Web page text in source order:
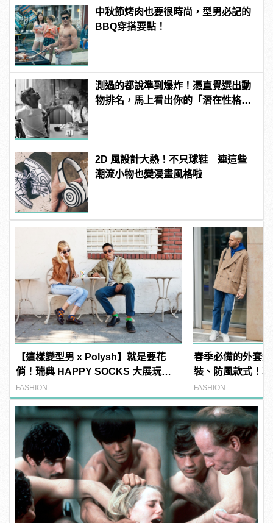
中秋節烤肉也要很時尚，型男必記的
BBQ穿搭要點！
測過的都說準到爆炸！憑直覺選出動
物排名，馬上看出你的「潛在性格與
2D 風設計大熱！不只球鞋 連這些
潮流小物也變漫畫風格啦
【這樣變型男 x Polysh】就是要花
俏！瑞典 HAPPY SOCKS 大展玩心
創意的短襪時尚
FASHION
春季必備的外套
裝、防風款式！
層次
FASHION